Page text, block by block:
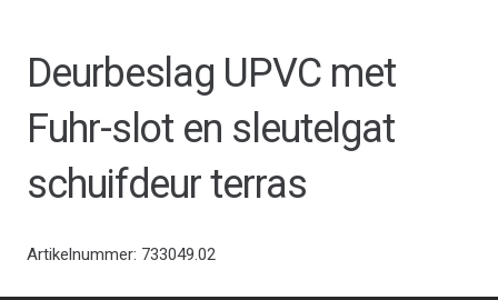
Deurbeslag UPVC met
Fuhr-slot en sleutelgat
schuifdeur terras
Artikelnummer: 733049.02